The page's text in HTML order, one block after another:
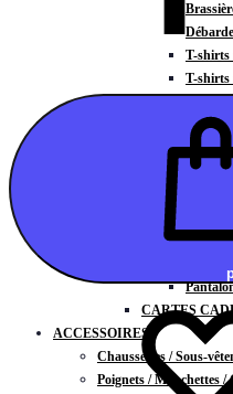
T-shirts
T-shirts
Sweats
Sweats
Vestes
BAS
Shorts
CARTES
ACCESSOIRES
Chaussettes / Sous-
Poignets / Manchettes /